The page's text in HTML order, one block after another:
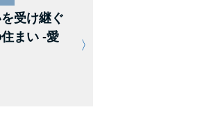
受け継ぐ
まい -愛